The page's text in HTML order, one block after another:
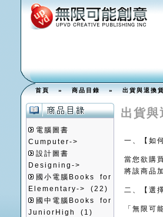
首頁»商品目錄»出貨與退換
電腦圖書
Cumputer->
設計圖書
Designing->
國小電腦Books for
Elementary->
(22)
國中電腦Books for
JuniorHigh
(1)
出貨與
一、【如
當您欲購
將該商品
二、【選
「無限可